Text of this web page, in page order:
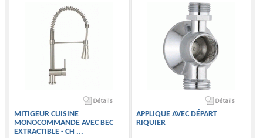
MITIGEUR CUISINE
MONOCOMMANDE AVEC BEC
EXTRACTIBLE - CH ...
APPLIQUE AVEC DÉPART
RIQUIER